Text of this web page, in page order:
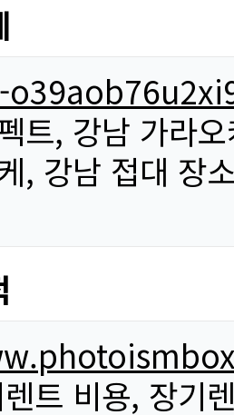
트, 강남 가라
, 강남 접대 장
트 비용, 장기